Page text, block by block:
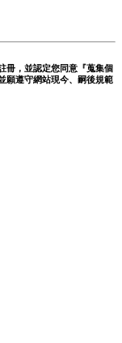
冊，並認定您同意『蒐集個
願遵守網站現今、嗣後規範